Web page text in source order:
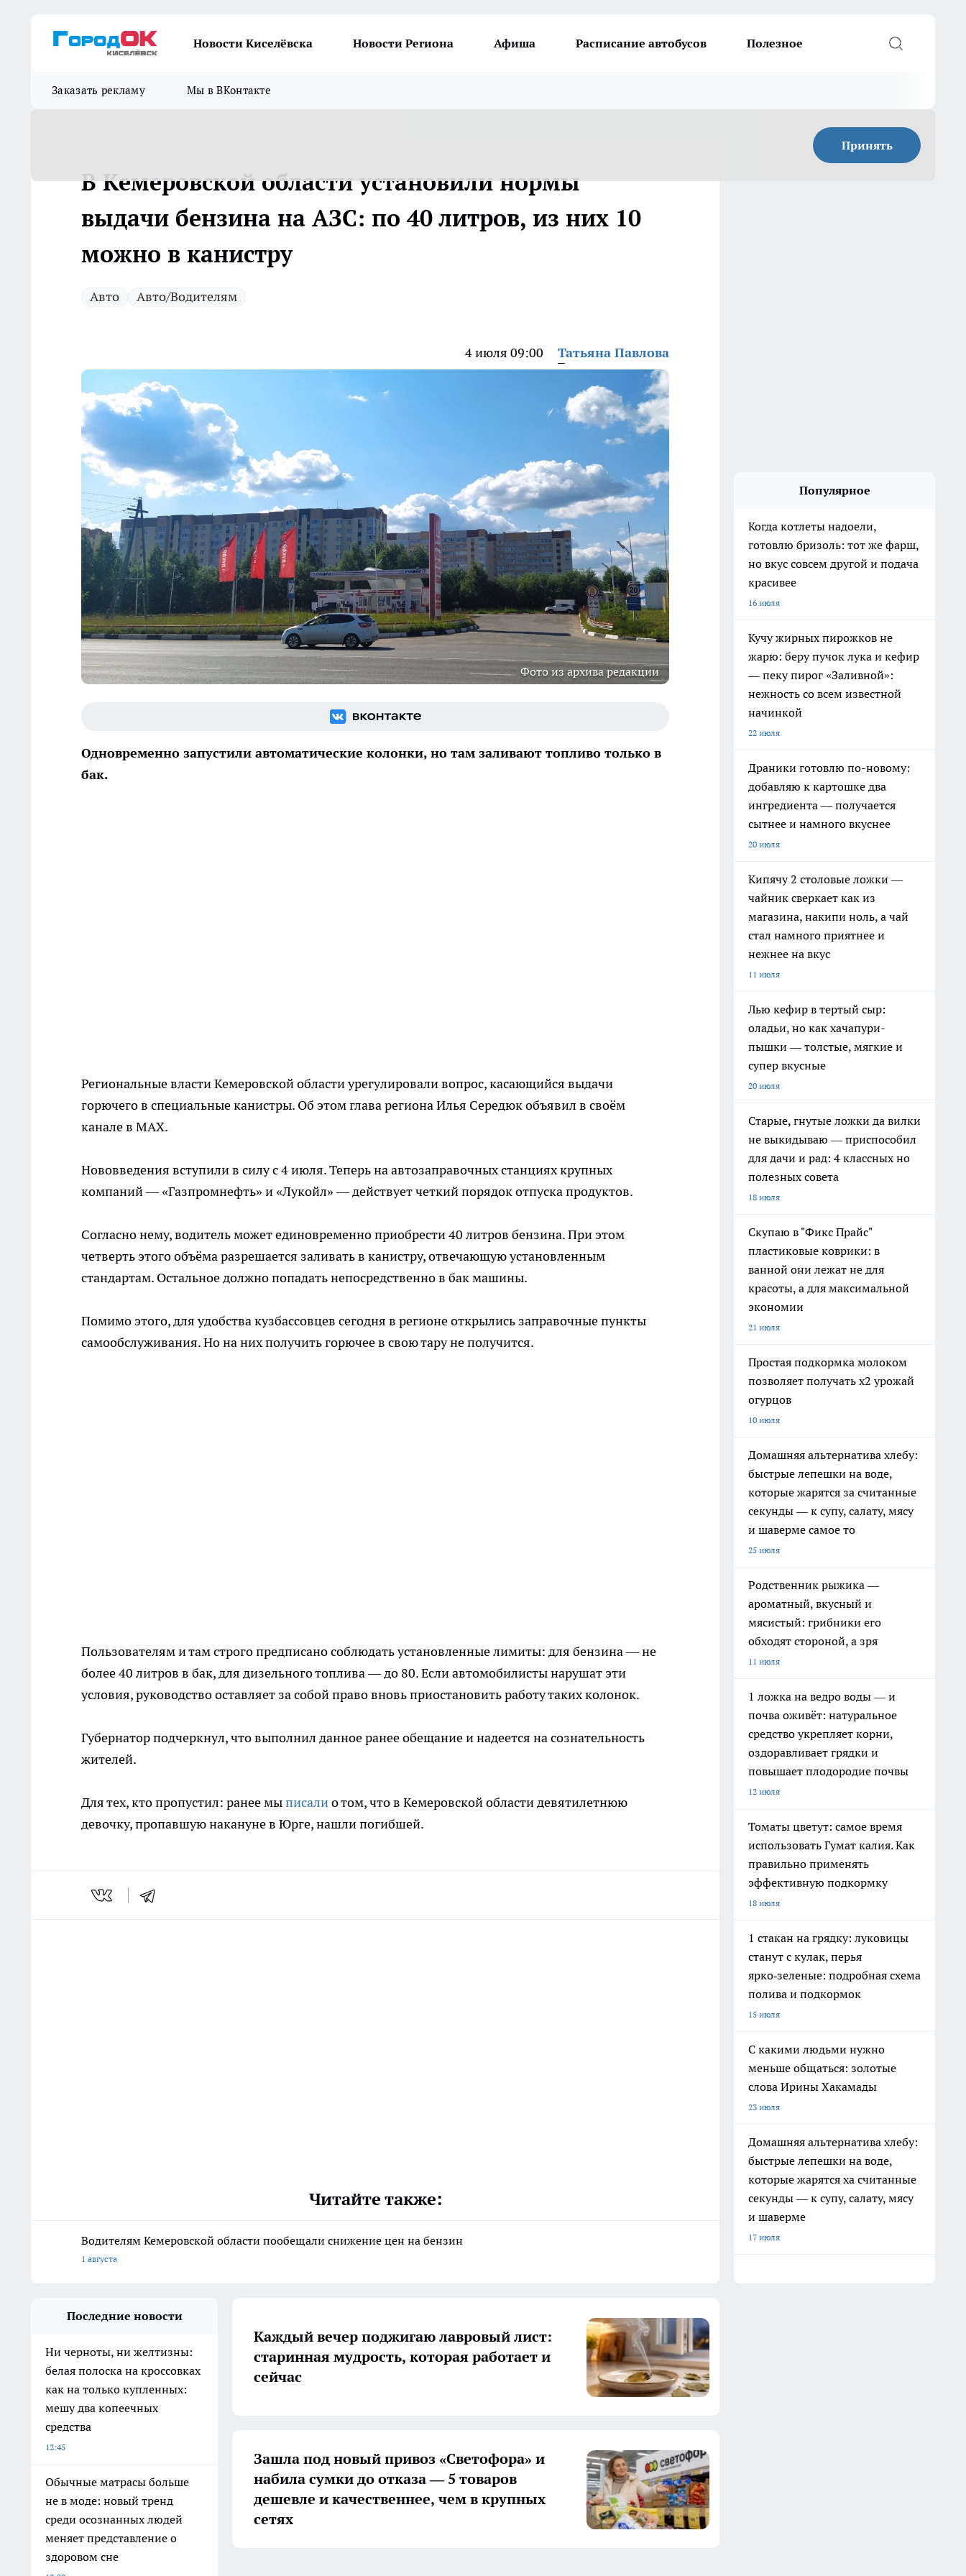
Новости Киселёвска Новости Региона Афиша Расписание автобусов Полезное
Заказать рекламу Мы в ВКонтакте
Принять
В Кемеровской области установили нормы
выдачи бензина на АЗС: по 40 литров, из них 10
можно в канистру
Авто Авто/Водителям
4 июля 09:00 Татьяна Павлова
Фото из архива редакции
Одновременно запустили автоматические колонки, но там заливают топливо только в
бак.
Региональные власти Кемеровской области урегулировали вопрос, касающийся выдачи
горючего в специальные канистры. Об этом глава региона Илья Середюк объявил в своём
канале в МАХ.
Нововведения вступили в силу с 4 июля. Теперь на автозаправочных станциях крупных
компаний — «Газпромнефть» и «Лукойл» — действует четкий порядок отпуска продуктов.
Согласно нему, водитель может единовременно приобрести 40 литров бензина. При этом
четверть этого объёма разрешается заливать в канистру, отвечающую установленным
стандартам. Остальное должно попадать непосредственно в бак машины.
Помимо этого, для удобства кузбассовцев сегодня в регионе открылись заправочные пункты
самообслуживания. Но на них получить горючее в свою тару не получится.
Пользователям и там строго предписано соблюдать установленные лимиты: для бензина — не
более 40 литров в бак, для дизельного топлива — до 80. Если автомобилисты нарушат эти
условия, руководство оставляет за собой право вновь приостановить работу таких колонок.
Губернатор подчеркнул, что выполнил данное ранее обещание и надеется на сознательность
жителей.
Для тех, кто пропустил: ранее мыписалио том, что в Кемеровской области девятилетнюю
девочку, пропавшую накануне в Юрге, нашли погибшей.
Читайте также:
Водителям Кемеровской области пообещали снижение цен на бензин
1 августа
Популярное
Когда котлеты надоели,
готовлю бризоль: тот же фарш,
но вкус совсем другой и подача
красивее
16 июля
Кучу жирных пирожков не
жарю: беру пучок лука и кефир
— пеку пирог «Заливной»:
нежность со всем известной
начинкой
22 июля
Драники готовлю по-новому:
добавляю к картошке два
ингредиента — получается
сытнее и намного вкуснее
20 июля
Кипячу 2 столовые ложки —
чайник сверкает как из
магазина, накипи ноль, а чай
стал намного приятнее и
нежнее на вкус
11 июля
Лью кефир в тертый сыр:
оладьи, но как хачапури-
пышки — толстые, мягкие и
супер вкусные
20 июля
Старые, гнутые ложки да вилки
не выкидываю — приспособил
для дачи и рад: 4 классных но
полезных совета
18 июля
Скупаю в "Фикс Прайс"
пластиковые коврики: в
ванной они лежат не для
красоты, а для максимальной
экономии
21 июля
Простая подкормка молоком
позволяет получать х2 урожай
огурцов
10 июля
Домашняя альтернатива хлебу:
быстрые лепешки на воде,
которые жарятся за считанные
секунды — к супу, салату, мясу
и шаверме самое то
25 июля
Родственник рыжика —
ароматный, вкусный и
мясистый: грибники его
обходят стороной, а зря
11 июля
1 ложка на ведро воды — и
почва оживёт: натуральное
средство укрепляет корни,
оздоравливает грядки и
повышает плодородие почвы
12 июля
Томаты цветут: самое время
использовать Гумат калия. Как
правильно применять
эффективную подкормку
18 июля
1 стакан на грядку: луковицы
станут с кулак, перья
ярко‑зеленые: подробная схема
полива и подкормок
15 июля
С какими людьми нужно
меньше общаться: золотые
слова Ирины Хакамады
23 июля
Домашняя альтернатива хлебу:
быстрые лепешки на воде,
которые жарятся ха считанные
секунды — к супу, салату, мясу
и шаверме
17 июля
Последние новости
Ни черноты, ни желтизны:
белая полоска на кроссовках
как на только купленных:
мешу два копеечных
средства
12:45
Обычные матрасы больше
не в моде: новый тренд
среди осознанных людей
меняет представление о
здоровом сне
Каждый вечер поджигаю лавровый лист:
старинная мудрость, которая работает и
сейчас
Зашла под новый привоз «Светофора» и
набила сумки до отказа — 5 товаров
дешевле и качественнее, чем в крупных
сетях